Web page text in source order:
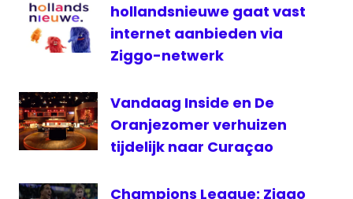
tablet
Talpa
hollandsnieuwe gaat vast
internet aanbieden via
Ziggo-netwerk
Vandaag Inside en De
Oranjezomer verhuizen
tijdelijk naar Curaçao
Champions League: Ziggo